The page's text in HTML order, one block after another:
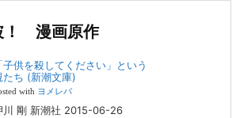
」という親たち』では、先月まで、10代の対
ケース19 奴隷化する親たち」をお送りして
話をコミックバンチWebで読むことができま
！ 漫画原作
子供を殺してください」という
たち (新潮文庫)
with ヨメレバ
川 剛 新潮社 2015-06-26